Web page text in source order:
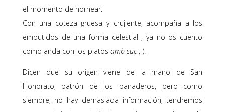
el momento de hornear.
Con una coteza gruesa y crujiente, acompaña a los
embutidos de una forma celestial , ya no os cuento
como anda con los platos amb suc ;-).
Dicen que su origen viene de la mano de San
Honorato, patrón de los panaderos, pero como
siempre, no hay demasiada información, tendremos